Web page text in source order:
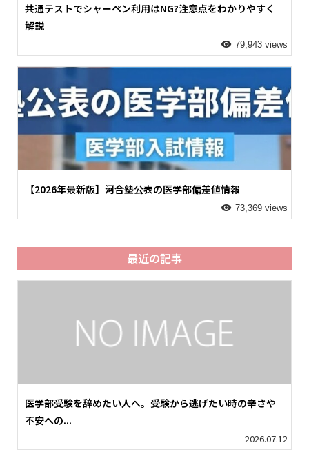
共通テストでシャーペン利用はNG?注意点をわかりやすく
解説
79,943 views
【2026年最新版】河合塾公表の医学部偏差値情報
73,369 views
最近の記事
医学部受験を辞めたい人へ。受験から逃げたい時の辛さや
不安への...
2026.07.12